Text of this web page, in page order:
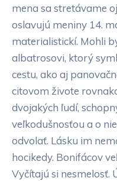
mena sa stretávame
oslavujú meniny 14.
materialistickí. Mohli
albatrosovi, ktorý
cestu, ako aj
citovom živote
dvojakých ľudí,
veľkodušnosťou a o
odvolať. Lásku im
hocikedy. Bonifácov
Vyčítajú si nesmelosť.